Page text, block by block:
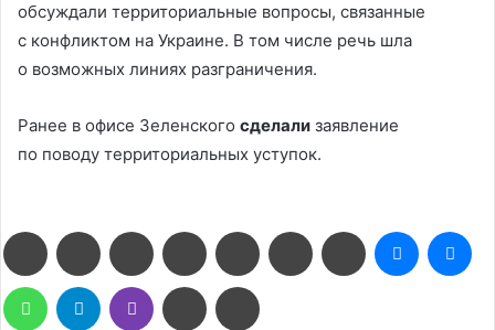
обсуждали территориальные вопросы, связанные
с конфликтом на Украине. В том числе речь шла
о возможных линиях разграничения.
Ранее в офисе Зеленского сделали заявление
по поводу территориальных уступок.
FacebookTwitter LinkedIn Pinterest Reddit ВконтактеОдноклассники
Messenger
WhatsAppTelegram Viber
Поделиться
через